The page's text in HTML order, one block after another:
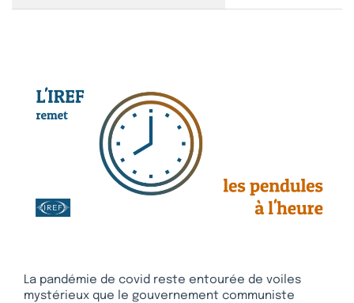
La pandémie de covid reste entourée de voiles
mystérieux que le gouvernement communiste